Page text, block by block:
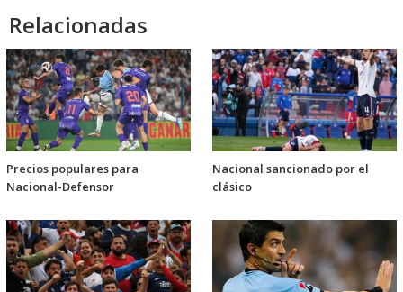
Relacionadas
Precios populares para
Nacional-Defensor
Nacional sancionado por el
clásico